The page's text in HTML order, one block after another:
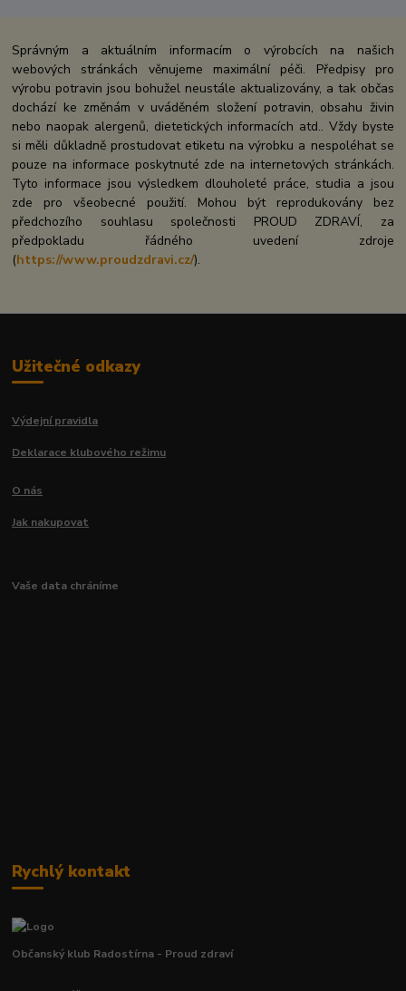
Správným a aktuálním informacím o výrobcích na našich
webových stránkách věnujeme maximální péči. Předpisy pro
výrobu potravin jsou bohužel neustále aktualizovány, a tak občas
dochází ke změnám v uváděném složení potravin, obsahu živin
nebo naopak alergenů, dietetických informacích atd.. Vždy byste
si měli důkladně prostudovat etiketu na výrobku a nespoléhat se
pouze na informace poskytnuté zde na internetových stránkách.
Tyto informace jsou výsledkem dlouholeté práce, studia a jsou
zde pro všeobecné použití. Mohou být reprodukovány bez
předchozího souhlasu společnosti PROUD ZDRAVÍ, za
předpokladu řádného uvedení zdroje
(https://www.proudzdravi.cz/).
Užitečné odkazy
Výdejní pravidla
Deklarace klubového režimu
O nás
Jak nakupovat
Vaše data chráníme
Rychlý kontakt
Občanský klub Radostírna - Proud zdraví